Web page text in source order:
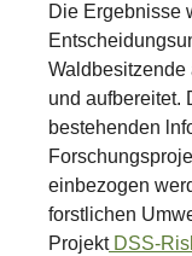
Die Ergebnisse
Waldbesitzende
und aufbereitet.
bestehenden
einbezogen
forstlichen
ProjektDSS-